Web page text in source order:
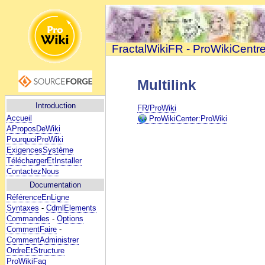
Introduction
Accueil
AProposDeWiki
PourquoiProWiki
ExigencesSystème
TéléchargerEtInstaller
ContactezNous
Documentation
RéférenceEnLigne
Syntaxes - CdmlElements
Commandes - Options
CommentFaire -
CommentAdministrer
OrdreEtStructure
ProWikiFaq
FractalWikiFR -
Multilink
FR/ProWiki
ProWikiCenter:ProWiki